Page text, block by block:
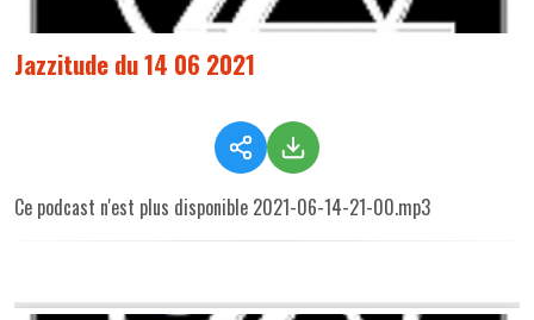
Jazzitude du 14 06 2021
Ce podcast n'est plus disponible 2021-06-14-21-00.mp3